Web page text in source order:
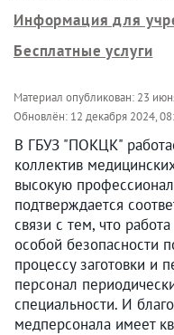
Информация для
Бесплатные услуги
Материал опубликован: 23
Обновлён: 12 декабря 2024,
В ГБУЗ "ПОКЦК"
коллектив
высокую
подтверждается
связи с тем, что
особой безопасности
процессу заготовки и
персонал
специальности. И
медперсонала имеет